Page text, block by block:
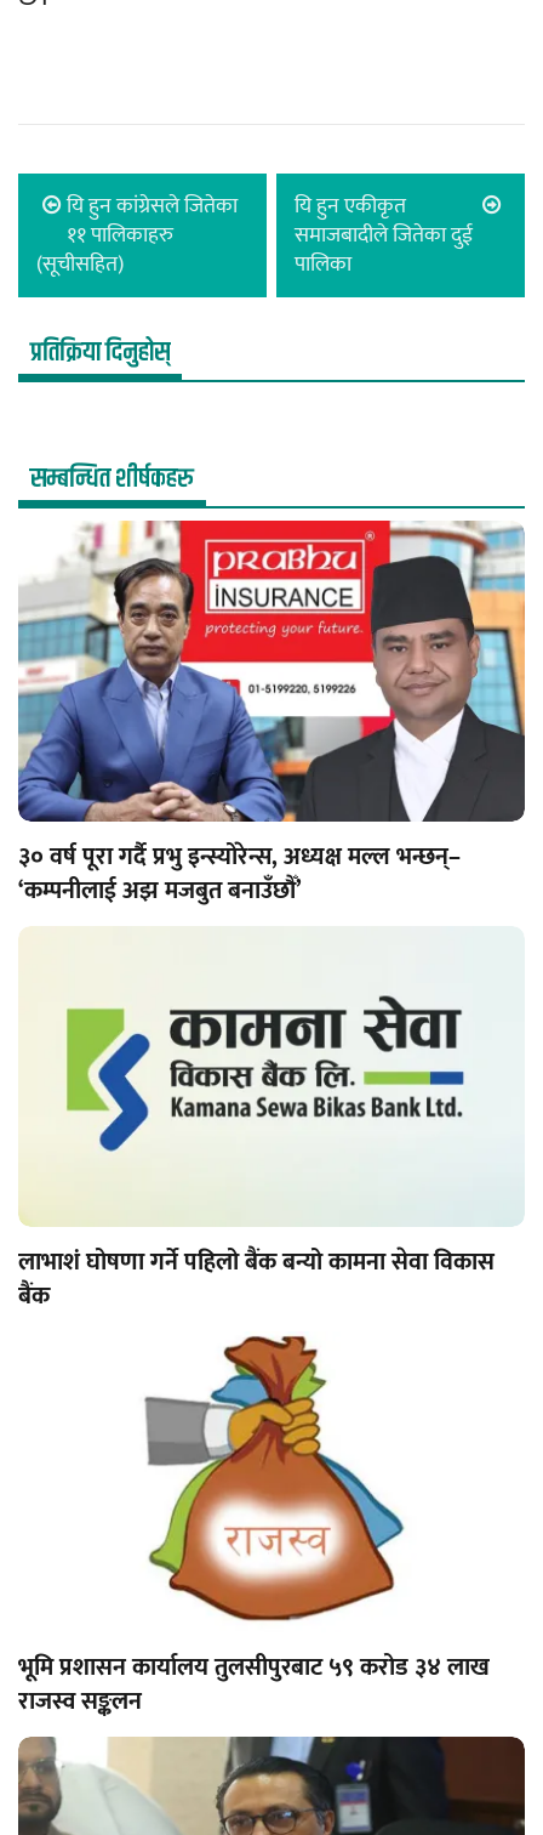
यि हुन कांग्रेसले जितेका
११ पालिकाहरु
(सूचीसहित)
यि हुन एकीकृत
समाजबादीले जितेका दुई
पालिका
प्रतिक्रिया दिनुहोस्
सम्बन्धित शीर्षकहरु
३० वर्ष पूरा गर्दै प्रभु इन्स्योरेन्स, अध्यक्ष मल्ल भन्छन्–
‘कम्पनीलाई अझ मजबुत बनाउँछौँ’
लाभाशं घोषणा गर्ने पहिलो बैंक बन्यो कामना सेवा विकास
बैंक
भूमि प्रशासन कार्यालय तुलसीपुरबाट ५९ करोड ३४ लाख
राजस्व सङ्कलन